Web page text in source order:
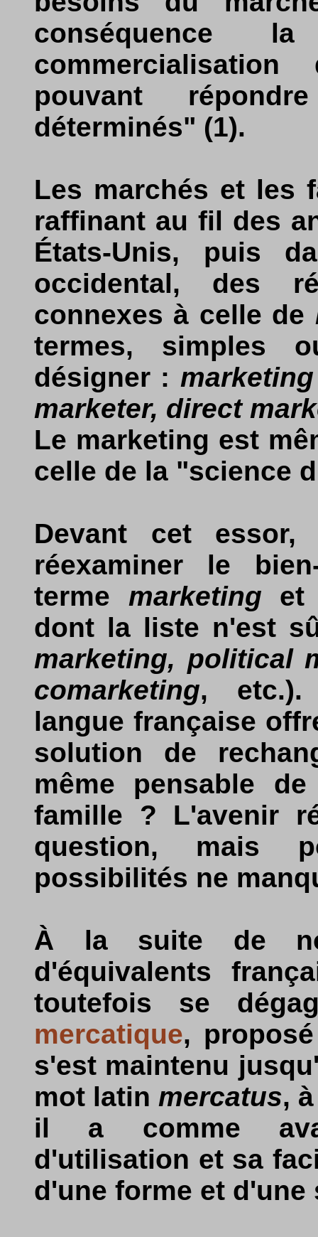
conséquence
pouvant
déterminés" (1).
Les marchés et les
raffinant au fil des
États-Unis, puis
occidental, des
connexes à celle de
termes, simples
désigner :
marketer, direct
Le marketing est
celle de la "science
Devant cet
réexaminer le
terme marketing et
dont la liste n'est
marketing, political
comarketing, etc.).
langue française
solution de
même pensable
famille ? L'avenir
question, mais
possibilités ne
À la suite de
d'équivalents
toutefois se
mercatique,
s'est maintenu
mot latin mercatus,
il a comme
d'utilisation et sa
d'une forme et